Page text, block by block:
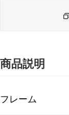
商品説明
フレーム